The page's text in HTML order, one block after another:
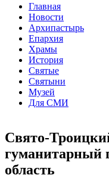
Главная
Новости
Архипастырь
Епархия
Храмы
История
Святые
Святыни
Музей
Для СМИ
Свято-
гуманитарный
область